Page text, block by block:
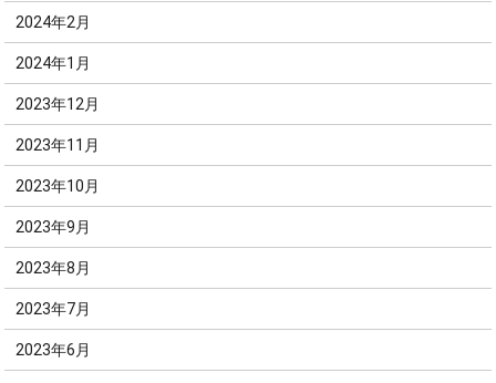
2024年2月
2024年1月
2023年12月
2023年11月
2023年10月
2023年9月
2023年8月
2023年7月
2023年6月